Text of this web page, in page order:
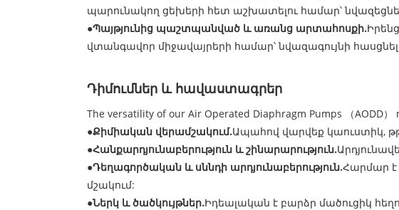
պարունակող ցեխերի հետ աշխատելու համար՝
●Պայթյունից պաշտպանված և առանց արտահոսքի.
վտանգավոր միջավայրերի համար՝ նվազագույնի
Դիմումներ և հավաստագրեր
The versatility of our Air Operated Diaphragm Pumps （AODD
●Քիմիական վերամշակում.Ապահով վարվեք կաուստիկ,
●Հանքարդյունաբերություն և շինարարություն.
●Դեղագործական և սննդի արդյունաբերություն.Հարմար է
մշակում:
●Ներկ և ծածկույթներ.Իդեալական է բարձր մածուցիկ